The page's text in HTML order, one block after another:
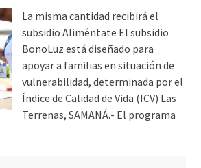
La misma cantidad recibirá el
subsidio Aliméntate El subsidio
BonoLuz está diseñado para
apoyar a familias en situación de
vulnerabilidad, determinada por el
Índice de Calidad de Vida (ICV) Las
Terrenas, SAMANÁ.- El programa